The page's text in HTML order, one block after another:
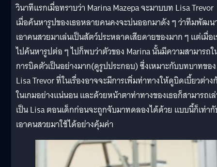
วินาทีแรกเมื่อทราบว่า Marina Mazepa จะมาบบท Lisa Trevor
เมื่อค้นหารูปของเธอหลายคนคงจะบ่นออกมาดัง ๆ ว่าทีมพัฒน
เอาคนสวยมาเล่นเป็นสัตว์ประหลาดเสียดายของมาก ๆ แต่เมื่อ
ไปค้นหารูปต่อ ๆ ไปก็พบว่าตัวของ Marina นั้นมีความสามารถใ
การบิดตัวเป็นอย่างมาก(ดูรูปประกอบ) ซึ่งเหมาะกับบทบาทของ
Lisa Trevor ที่ในเรื่องอาจจะมีการเพิ่มท่าทางให้ดูบิดเบี้ยวต่าง
ในเกมอย่างแน่นอน และด้วยหน้าตาท่าทางของเธอก็สามารถเ
เป็น Lisa ตอนเด็กก่อนจะถูกจับมาทดลองได้ด้วย แบบนี้ก็เท่า
เอาคนสวยมาใช้ได้อย่างคุ้มค่า